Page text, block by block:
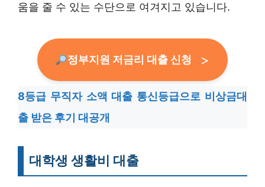
움을 줄 수 있는 수단으로 여겨지고 있습니다.
정부지원 저금리 대출 신청
8등급 무직자 소액 대출 통신등급으로 비상금대
출 받은 후기 대공개
대학생 생활비 대출